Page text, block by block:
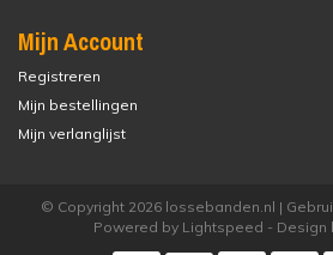
Mijn Account
Registreren
Mijn bestellingen
Mijn verlanglijst
© Copyright 2026 lossebanden.nl |
Powered by Lightspeed - Design